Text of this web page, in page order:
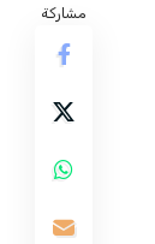
مشاركة